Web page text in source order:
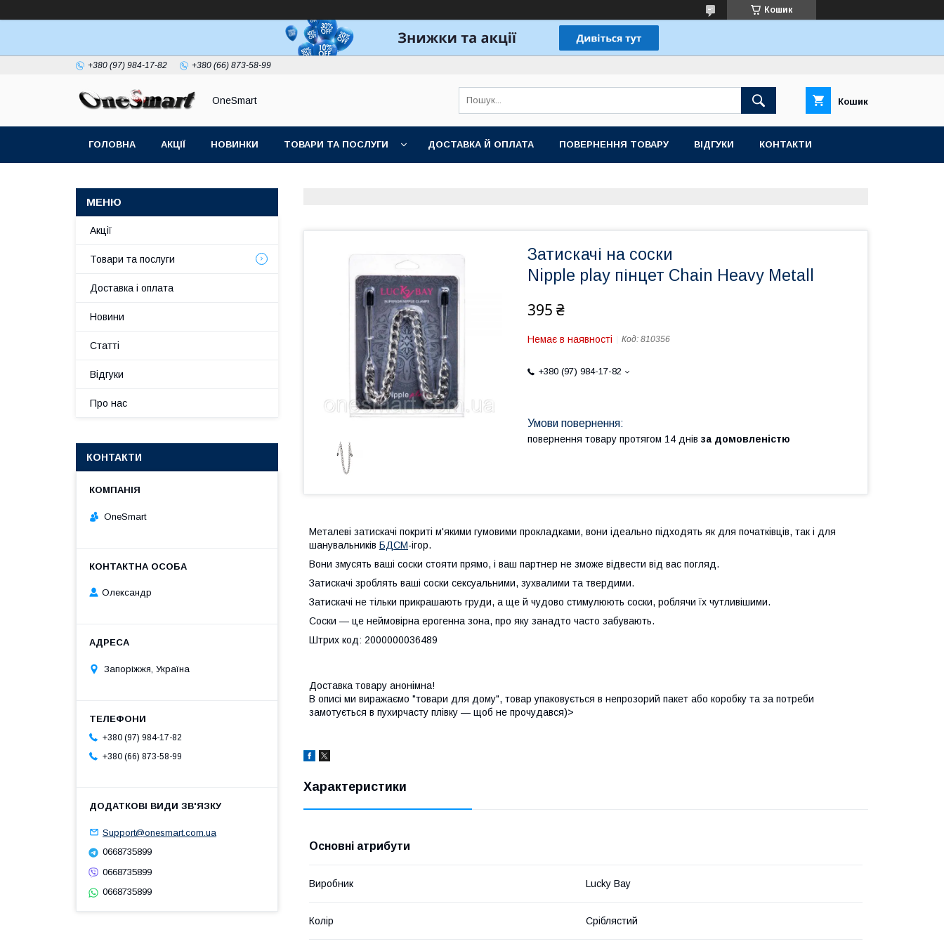
Кошик
+380 (97) 984-17-82 +380 (66) 873-58-99
OneSmart Кошик
ГОЛОВНА АКЦІЇ НОВИНКИ ТОВАРИ ТА ПОСЛУГИ ДОСТАВКА Й ОПЛАТА ПОВЕРНЕННЯ ТОВАРУ ВІДГУКИ КОНТАКТИ
Затискачі на соски
Nipple play пінцет Chain Heavy Metall
395 ₴
Немає в наявності Код: 810356
+380 (97) 984-17-82
повернення товару протягом 14 днів за домовленістю
Металеві затискачі покриті м'якими гумовими прокладками, вони ідеально підходять як для початківців, так і для
шанувальників БДСМ-ігор.
Вони змусять ваші соски стояти прямо, і ваш партнер не зможе відвести від вас погляд.
Затискачі зроблять ваші соски сексуальними, зухвалими та твердими.
Затискачі не тільки прикрашають груди, а ще й чудово стимулюють соски, роблячи їх чутливішими.
Соски — це неймовірна ерогенна зона, про яку занадто часто забувають.
Штрих код: 2000000036489
Доставка товару анонімна!
В описі ми виражаємо "товари для дому", товар упаковується в непрозорий пакет або коробку та за потреби
замотується в пухирчасту плівку — щоб не прочудався)>
Характеристики
Основні атрибути
Виробник Lucky Bay
Колір Сріблястий
Акції
Товари та послуги
Доставка і оплата
Новини
Статті
Відгуки
Про нас
КОНТАКТИ
OneSmart
Олександр
Запоріжжя, Україна
+380 (97) 984-17-82
+380 (66) 873-58-99
Support@onesmart.com.ua
0668735899
0668735899
0668735899